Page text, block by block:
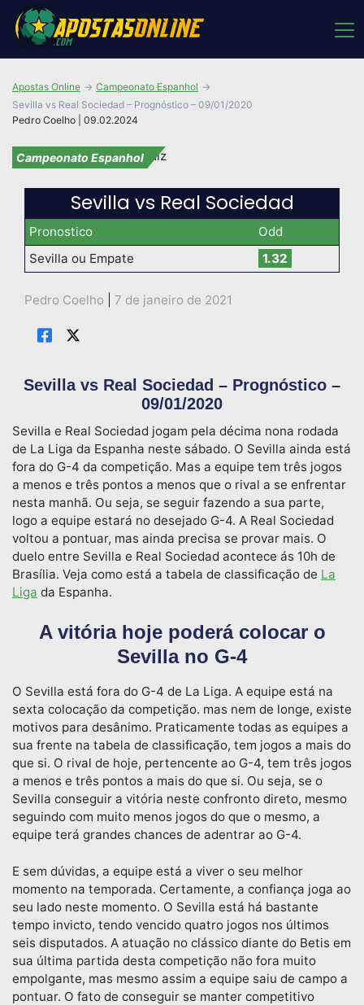
Pedro Coelho | 09.02.2024
Apostas Online
Campeonato Espanhol
Sevilla vs Real Sociedad – Prognóstico – 09/01/2020
Campeonato Espanhol
Sevilla vs Real Sociedad
Pronostico
Odd
Sevilla ou Empate
1.32
Pedro Coelho 7 de janeiro de 2021
Sevilla vs Real Sociedad – Prognóstico –
09/01/2020
Sevilla e Real Sociedad jogam pela décima nona rodada
de La Liga da Espanha neste sábado. O Sevilla ainda está
fora do G-4 da competição. Mas a equipe tem três jogos
a menos e três pontos a menos que o rival a se enfrentar
nesta manhã. Ou seja, se seguir fazendo a sua parte,
logo a equipe estará no desejado G-4. A Real Sociedad
voltou a pontuar, mas ainda precisa se provar mais. O
duelo entre Sevilla e Real Sociedad acontece ás 10h de
Brasília. Veja como está a tabela de classificação de La
Liga da Espanha.
A vitória hoje poderá colocar o
Sevilla no G-4
O Sevilla está fora do G-4 de La Liga. A equipe está na
sexta colocação da competição. mas nem de longe, existe
motivos para desânimo. Praticamente todas as equipes a
sua frente na tabela de classificação, tem jogos a mais do
que si. O rival de hoje, pertencente ao G-4, tem três jogos
a menos e três pontos a mais do que si. Ou seja, se o
Sevilla conseguir a vitória neste confronto direto, mesmo
seguindo com muito menos jogos do que o mesmo, a
equipe terá grandes chances de adentrar ao G-4.
E sem dúvidas, a equipe está a viver o seu melhor
momento na temporada. Certamente, a confiança joga ao
seu lado neste momento. O Sevilla está há bastante
tempo invicto, tendo vencido quatro jogos nos últimos
seis disputados. A atuação no clássico diante do Betis em
sua última partida desta competição não fora muito
empolgante, mas mesmo assim a equipe saiu de campo a
pontuar. O fato de conseguir se manter competitivo